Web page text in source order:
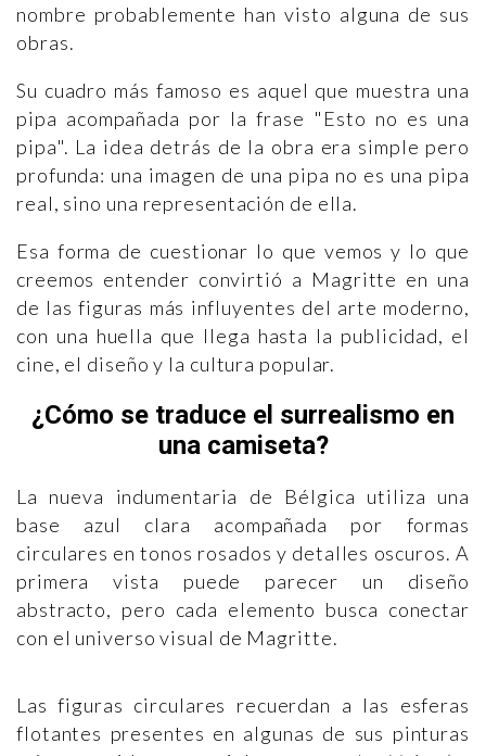
nombre probablemente han visto alguna de sus
obras.
Su cuadro más famoso es aquel que muestra una
pipa acompañada por la frase "Esto no es una
pipa". La idea detrás de la obra era simple pero
profunda: una imagen de una pipa no es una pipa
real, sino una representación de ella.
Esa forma de cuestionar lo que vemos y lo que
creemos entender convirtió a Magritte en una
de las figuras más influyentes del arte moderno,
con una huella que llega hasta la publicidad, el
cine, el diseño y la cultura popular.
¿Cómo se traduce el surrealismo en
una camiseta?
La nueva indumentaria de Bélgica utiliza una
base azul clara acompañada por formas
circulares en tonos rosados y detalles oscuros. A
primera vista puede parecer un diseño
abstracto, pero cada elemento busca conectar
con el universo visual de Magritte.
Las figuras circulares recuerdan a las esferas
flotantes presentes en algunas de sus pinturas